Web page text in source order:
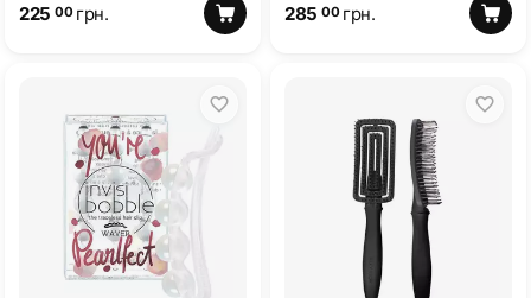
225 00 грн. 285 00 грн.